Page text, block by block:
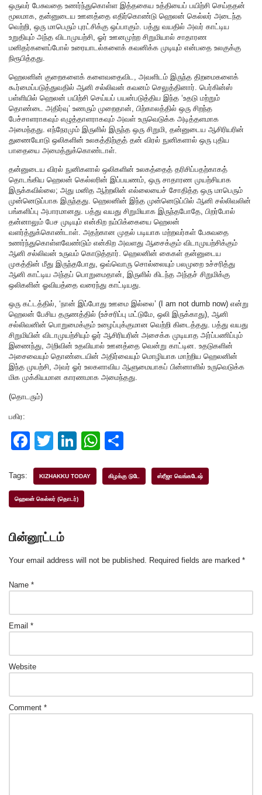
ஒருவர் பேசுவதை உணர்ந்துகொள்ள இத்தகைய உத்தியைப் பயிற்சி செய்ததன்
மூலமாக, தன்னுடைய ஊனத்தை எதிர்கொண்டு ஹெலன் கெல்லர் அடைந்த
வெற்றி, ஒரு மாபெரும் புரட்சிக்கு ஒப்பாகும். பத்து வயதில் அவர் காட்டிய
உறுதியும் அந்த விடாமுயற்சி, ஓர் ஊனமுற்ற சிறுமியால் சாதாரண
மனிதர்களைப்போல் உரையாடல்களைக் கவனிக்க முடியும் என்பதை உலகுக்கு
நிரூபித்தது.
ஹெலனின் குறைகளைக் களைவதைவிட, அவளிடம் இருந்த திறமைகளைக்
கூர்மைப்படுத்துவதில் ஆனி சல்லிவன் கவனம் செலுத்தினார். பெர்கின்ஸ்
பள்ளியில் ஹெலன் பயிற்சி செய்யப் பயன்படுத்திய இந்த ‘உதடு மற்றும்
தொண்டை அதிர்வு’ உணரும் முறைதான், பிற்காலத்தில் ஒரு சிறந்த
பேச்சாளராகவும் எழுத்தாளராகவும் அவள் உருவெடுக்க அடித்தளமாக
அமைந்தது. எந்நேரமும் இருளில் இருந்த ஒரு சிறுமி, தன்னுடைய ஆசிரியரின்
துணையோடு ஒலிகளின் உலகத்திற்குத் தன் விரல் நுனிகளால் ஒரு புதிய
பாதையை அமைத்துக்கொண்டாள்.
தன்னுடைய விரல் நுனிகளால் ஒலிகளின் உலகத்தைத் தரிசிப்பதற்காகத்
தொடங்கிய ஹெலன் கெல்லரின் இப்பயணம், ஒரு சாதாரண முயற்சியாக
இருக்கவில்லை; அது மனித ஆற்றலின் எல்லையைச் சோதித்த ஒரு மாபெரும்
முன்னெடுப்பாக இருந்தது. ஹெலனின் இந்த முன்னெடுப்பில் ஆனி சல்லிவலின்
பங்களிப்பு அபாரமானது. பத்து வயது சிறுமியாக இருந்தபோதே, பிறர்போல்
தன்னாலும் பேச முடியும் என்கிற நம்பிக்கையை ஹெலன்
வளர்த்துக்கொண்டாள். அதற்கான முதல் படியாக மற்றவர்கள் பேசுவதை
உணர்ந்துகொள்ளவேண்டும் என்கிற அவளது ஆசைக்கும் விடாமுயற்சிக்கும்
ஆனி சல்லிவன் உருவம் கொடுத்தார். ஹெலனின் கைகள் தன்னுடைய
முகத்தின் மீது இருந்தபோது, ஒவ்வொரு சொல்லையும் பலமுறை உச்சரித்து
ஆனி காட்டிய அந்தப் பொறுமைதான், இருளில் கிடந்த அந்தச் சிறுமிக்கு
ஒலிகளின் ஓவியத்தை வரைந்து காட்டியது.
ஒரு கட்டத்தில், ‘நான் இப்போது ஊமை இல்லை’ (I am not dumb now) என்று
ஹெலன் பேசிய தருணத்தில் (உச்சரிப்பு மட்டுமே, ஒலி இருக்காது), ஆனி
சல்லிவனின் பொறுமைக்கும் உழைப்புக்குமான வெற்றி கிடைத்தது. பத்து வயது
சிறுமியின் விடாமுயற்சியும் ஓர் ஆசிரியரின் அசைக்க முடியாத அர்ப்பணிப்பும்
இணைந்து, அறிவின் உதவியால் ஊனத்தை வென்று காட்டின. உதடுகளின்
அசைவையும் தொண்டையின் அதிர்வையும் மொழியாக மாற்றிய ஹெலனின்
இந்த முயற்சி, அவர் ஓர் உலகளாவிய ஆளுமையாகப் பின்னாளில் உருவெடுக்க
மிக முக்கியமான காரணமாக அமைந்தது.
(தொடரும்)
பகிர:
F
c
e
o
T
tt
er
Li
k
e
W
at
p
ar
Tags: KIZHAKKU TODAY கிழக்கு டுடே ஸ்ரீஜா வெங்கடேஷ்
ஹெலன் கெல்லர் (தொடர்)
பின்னூட்டம்
Your email address will not be published. Required fields are marked *
Name *
Email *
Website
Comment *